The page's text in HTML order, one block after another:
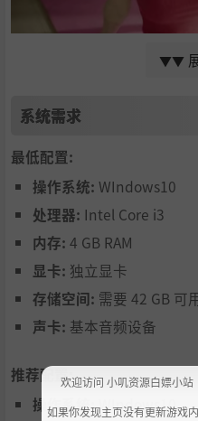
火力全开的拉拉队长“苏
成熟知性的温柔老师“路月
▼▼
系统需求
最低配置:
操作系统: WIndows10
处理器: Intel Core i3
内存: 4 GB RAM
显卡: 独立显卡
存储空间: 需要 42 GB 可
声卡: 基本音频设备
推荐配置:
操作系统:WIndows10
欢迎访问 小叽资源白嫖小站
如果你发现主页没有更新游戏